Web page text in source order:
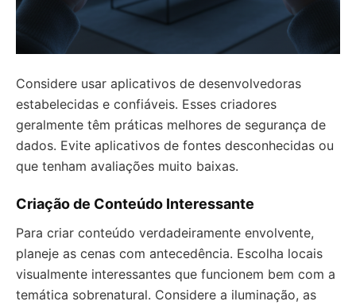
Considere usar aplicativos de desenvolvedoras
estabelecidas e confiáveis. Esses criadores
geralmente têm práticas melhores de segurança de
dados. Evite aplicativos de fontes desconhecidas ou
que tenham avaliações muito baixas.
Criação de Conteúdo Interessante
Para criar conteúdo verdadeiramente envolvente,
planeje as cenas com antecedência. Escolha locais
visualmente interessantes que funcionem bem com a
temática sobrenatural. Considere a iluminação, as